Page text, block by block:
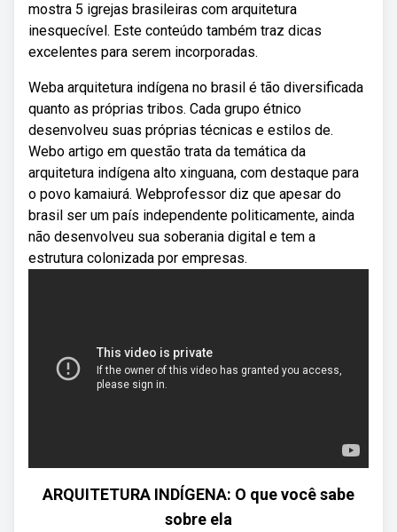
mostra 5 igrejas brasileiras com arquitetura
inesquecível. Este conteúdo também traz dicas
excelentes para serem incorporadas.
Weba arquitetura indígena no brasil é tão diversificada
quanto as próprias tribos. Cada grupo étnico
desenvolveu suas próprias técnicas e estilos de.
Webo artigo em questão trata da temática da
arquitetura indígena alto xinguana, com destaque para
o povo kamaiurá. Webprofessor diz que apesar do
brasil ser um país independente politicamente, ainda
não desenvolveu sua soberania digital e tem a
estrutura colonizada por empresas.
ARQUITETURA INDÍGENA: O que você sabe
sobre ela